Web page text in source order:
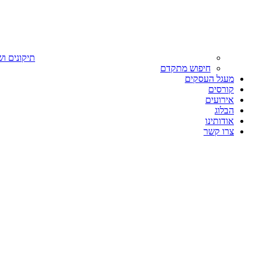
תיקונים
חיפוש מתקדם
מעגל העסקים
קורסים
אירועים
הבלוג
אודותינו
צרו קשר